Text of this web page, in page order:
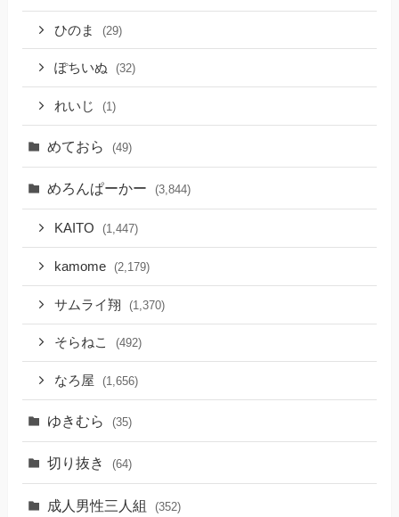
ひのま (29)
ぽちいぬ (32)
れいじ (1)
めておら (49)
めろんぱーかー (3,844)
KAITO (1,447)
kamome (2,179)
サムライ翔 (1,370)
そらねこ (492)
なろ屋 (1,656)
ゆきむら (35)
切り抜き (64)
成人男性三人組 (352)